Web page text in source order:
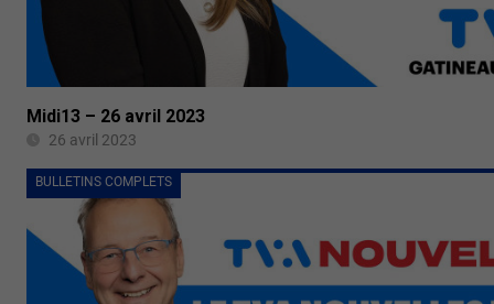
Midi13 – 26 avril 2023
26 avril 2023
BULLETINS COMPLETS